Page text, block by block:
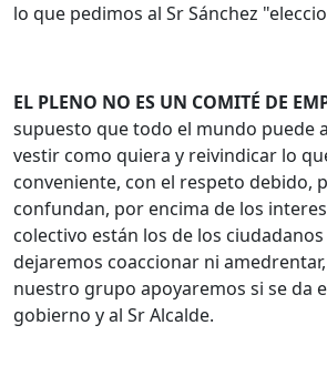
lo que pedimos al Sr Sánchez
EL PLENO NO ES UN COMITÉ DE
supuesto que todo el mundo puede
vestir como quiera y reivindicar lo
conveniente, con el respeto debido,
confundan, por encima de los
colectivo están los de los
dejaremos coaccionar ni
nuestro grupo apoyaremos si se da
gobierno y al Sr Alcalde.